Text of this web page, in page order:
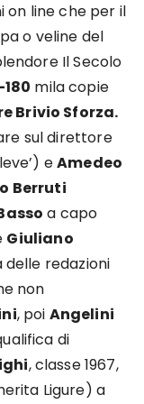
on line che per il
o veline del
Il Secolo
mila copie
Brivio Sforza.
sul direttore
eAmedeo
Berruti
a capo
Giuliano
redazioni
non
, poi Angelini
di
, classe 1967,
Ligure) a